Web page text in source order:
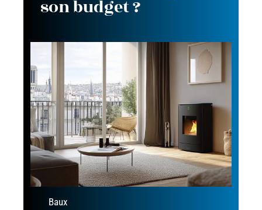
son budget ?
Baux